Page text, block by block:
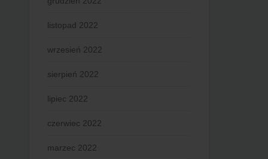
listopad 2022
wrzesień 2022
sierpień 2022
lipiec 2022
czerwiec 2022
marzec 2022